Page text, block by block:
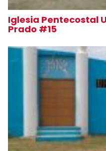
Iglesia Pentecostal
Prado #15